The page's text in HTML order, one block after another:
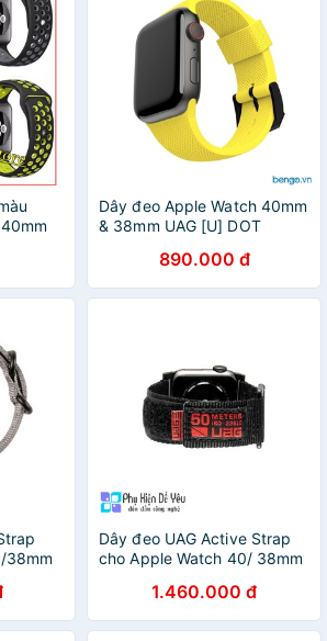
Dây đeo Apple Watch 40mm
& 38mm UAG [U] DOT
890.000 đ
38mm
Dây đeo UAG Active Strap
cho Apple Watch 40/ 38mm
Apple Watch SE
1.460.000 đ